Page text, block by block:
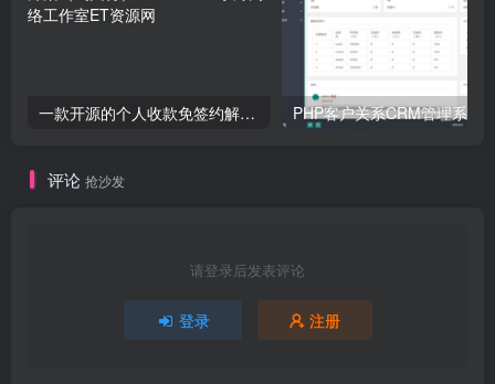
一款开源的个人收款免签约解决方案（码支付）StarMQ1.0
评论 抢沙发
请登录后发表评论
登录 注册